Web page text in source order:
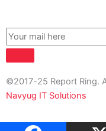
©2017-25 Report Ring.
Navyug IT Solutions